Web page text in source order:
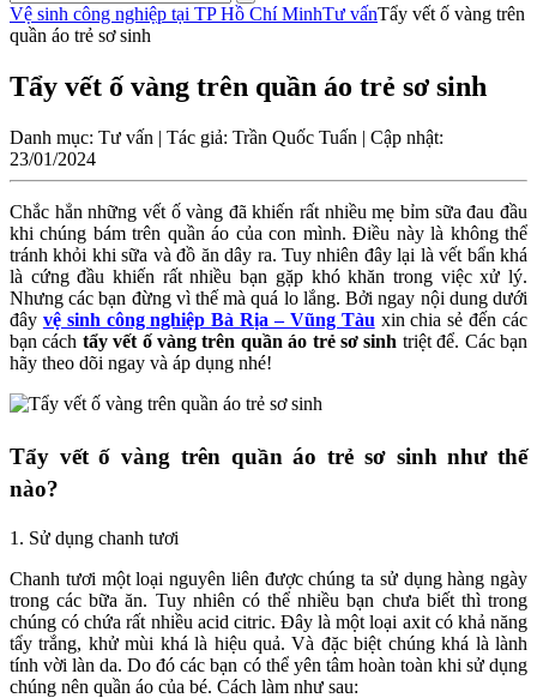
Vệ sinh công nghiệp tại TP Hồ Chí MinhTư vấnTẩy vết ố vàng trên
quần áo trẻ sơ sinh
Tẩy vết ố vàng trên quần áo trẻ sơ sinh
Danh mục: Tư vấn | Tác giả: Trần Quốc Tuấn | Cập nhật:
23/01/2024
Chắc hẳn những vết ố vàng đã khiến rất nhiều mẹ bỉm sữa đau đầu
khi chúng bám trên quần áo của con mình. Điều này là không thể
tránh khỏi khi sữa và đồ ăn dây ra. Tuy nhiên đây lại là vết bẩn khá
là cứng đầu khiến rất nhiều bạn gặp khó khăn trong việc xử lý.
Nhưng các bạn đừng vì thế mà quá lo lắng. Bởi ngay nội dung dưới
đây vệ sinh công nghiệp Bà Rịa – Vũng Tàu xin chia sẻ đến các
bạn cách tẩy vết ố vàng trên quần áo trẻ sơ sinh triệt để. Các bạn
hãy theo dõi ngay và áp dụng nhé!
Tẩy vết ố vàng trên quần áo trẻ sơ sinh như thế
nào?
1. Sử dụng chanh tươi
Chanh tươi một loại nguyên liên được chúng ta sử dụng hàng ngày
trong các bữa ăn. Tuy nhiên có thể nhiều bạn chưa biết thì trong
chúng có chứa rất nhiều acid citric. Đây là một loại axit có khả năng
tẩy trắng, khử mùi khá là hiệu quả. Và đặc biệt chúng khá là lành
tính vời làn da. Do đó các bạn có thể yên tâm hoàn toàn khi sử dụng
chúng nên quần áo của bé. Cách làm như sau: